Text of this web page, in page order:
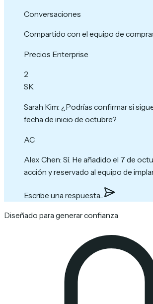
Conversaciones
Compartido con el equipo de
Precios Enterprise
2
SK
Sarah Kim: ¿Podrías confirmar si
fecha de inicio de octubre?
AC
Alex Chen: Sí. He añadido el 7 de
acción y reservado al equipo de
Escribe una respuesta...
Diseñado para generar confianza